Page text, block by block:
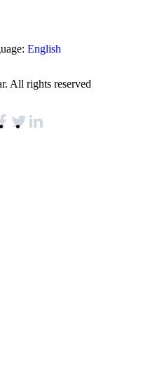
English
All rights reserved